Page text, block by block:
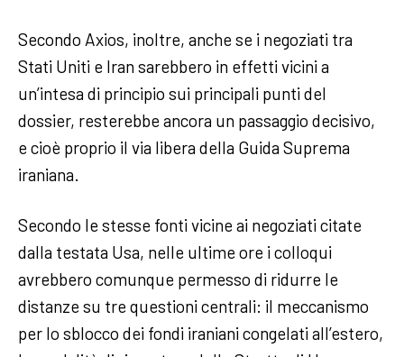
Secondo Axios, inoltre, anche se i negoziati tra
Stati Uniti e Iran sarebbero in effetti vicini a
un’intesa di principio sui principali punti del
dossier, resterebbe ancora un passaggio decisivo,
e cioè proprio il via libera della Guida Suprema
iraniana.
Secondo le stesse fonti vicine ai negoziati citate
dalla testata Usa, nelle ultime ore i colloqui
avrebbero comunque permesso di ridurre le
distanze su tre questioni centrali: il meccanismo
per lo sblocco dei fondi iraniani congelati all’estero,